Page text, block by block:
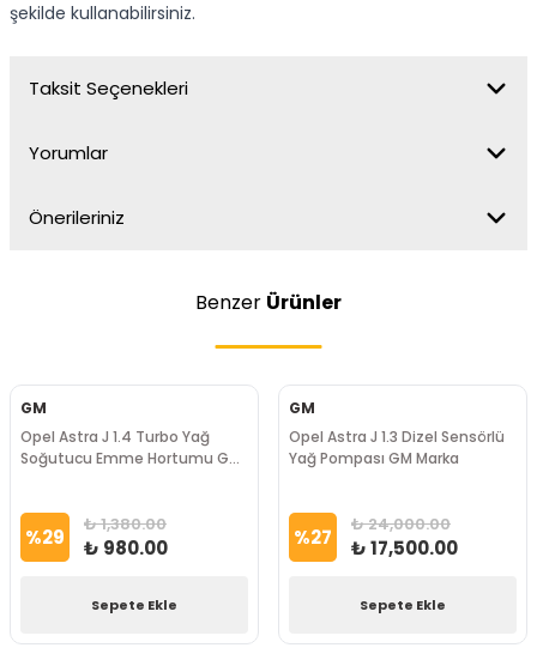
şekilde kullanabilirsiniz.
Taksit Seçenekleri
Yorumlar
Önerileriniz
Benzer Ürünler
GM
Opel Astra J 1.4 Turbo Yağ
Soğutucu Emme Hortumu GM
%29 ₺ 1,380.00
₺ 980.00
Sepete Ekle
GM
Opel Astra J 1.3 Dizel Sensörlü
Yağ Pompası GM Marka
%27 ₺ 24,000.00
₺ 17,500.00
Sepete Ekle